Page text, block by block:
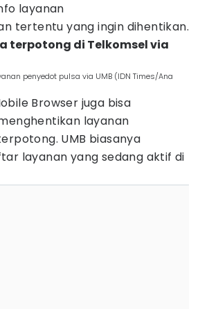
layanan
tertentu yang ingin dihentikan.
terpotong di Telkomsel via
penyedot pulsa via UMB (IDN Times/Ana
Browser juga bisa
layanan
UMB biasanya
layanan yang sedang aktif di